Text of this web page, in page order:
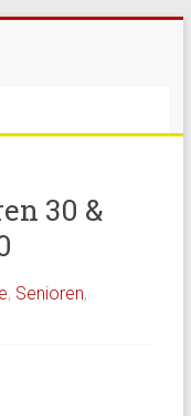
30 &
, Senioren,